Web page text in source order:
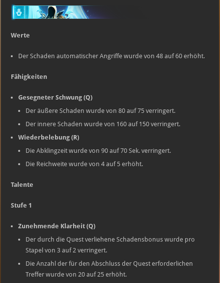
Werte
Der Schaden automatischer Angriffe wurde von 48 auf 60 erhöht.
Fähigkeiten
Gesegneter Schwung (Q)
Der äußere Schaden wurde von 80 auf 75 verringert.
Der innere Schaden wurde von 160 auf 150 verringert.
Wiederbelebung (R)
Die Abklingzeit wurde von 90 auf 70 Sek. verringert.
Die Reichweite wurde von 4 auf 5 erhöht.
Talente
Stufe 1
Zunehmende Klarheit (Q)
Der durch die Quest verliehene Schadensbonus wurde pro
Stapel von 3 auf 2 verringert.
Die Anzahl der für den Abschluss der Quest erforderlichen
Treffer wurde von 20 auf 25 erhöht.